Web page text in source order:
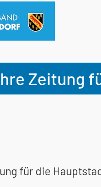
Zeitung
für die